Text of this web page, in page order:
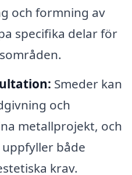
och formning av
specifika delar för
Smeder kan
och
metallprojekt, och
både
krav.